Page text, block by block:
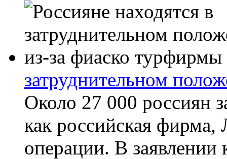
затруднительном
Около 27 000 россиян
как российская фирма,
операции. В заявлении